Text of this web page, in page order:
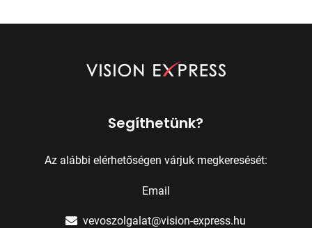
Segíthetünk?
Az alábbi elérhetőségen várjuk megkeresését:
Email
vevoszolgalat@vision-express.hu